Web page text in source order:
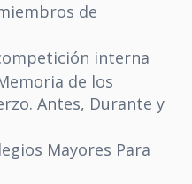
de
interna
de los
Antes, Durante y
Mayores Para